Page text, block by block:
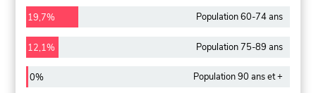
19,7% Population 60-74 ans
12,1% Population 75-89 ans
0% Population 90 ans et +